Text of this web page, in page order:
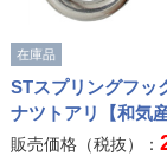
在庫品
STスプリングフッ
ナツトアリ【和気産
販売価格（税抜）：